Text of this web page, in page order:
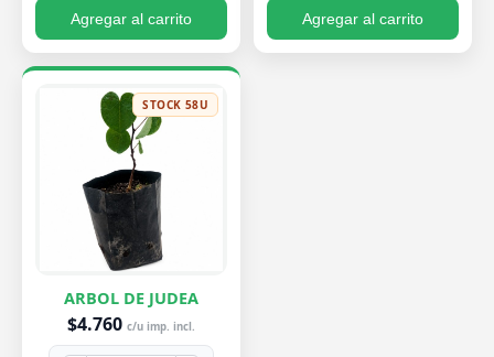
Agregar al carrito Agregar al carrito
STOCK 58U
ARBOL DE JUDEA
$4.760 c/u imp. incl.